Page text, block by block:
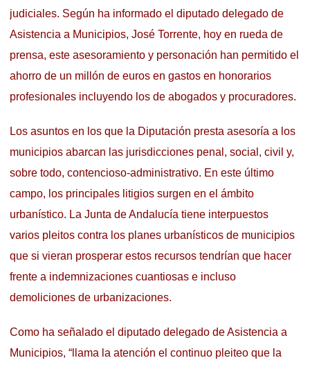
judiciales. Según ha informado el diputado delegado de
Asistencia a Municipios, José Torrente, hoy en rueda de
prensa, este asesoramiento y personación han permitido el
ahorro de un millón de euros en gastos en honorarios
profesionales incluyendo los de abogados y procuradores.
Los asuntos en los que la Diputación presta asesoría a los
municipios abarcan las jurisdicciones penal, social, civil y,
sobre todo, contencioso-administrativo. En este último
campo, los principales litigios surgen en el ámbito
urbanístico. La Junta de Andalucía tiene interpuestos
varios pleitos contra los planes urbanísticos de municipios
que si vieran prosperar estos recursos tendrían que hacer
frente a indemnizaciones cuantiosas e incluso
demoliciones de urbanizaciones.
Como ha señalado el diputado delegado de Asistencia a
Municipios, “llama la atención el continuo pleiteo que la